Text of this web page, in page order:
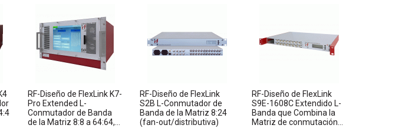
RF-Diseño de FlexLink K7-
Pro Extended L-
Conmutador de Banda
de la Matriz 8:8 a 64:64,
RF-Diseño de FlexLink
S2B L-Conmutador de
Banda de la Matriz 8:24
(fan-out/distributiva)
RF-Diseño de FlexLink
S9E-1608C Extendido L-
Banda que Combina la
Matriz de conmutación